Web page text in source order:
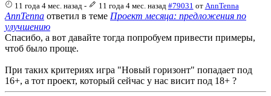
11 года 4 мес. назад - 11 года 4 мес. назад #79031 от AnnTenna
AnnTenna ответил в теме Проект месяца: предложения по
улучшению
Спасибо, а вот давайте тогда попробуем привести примеры,
чтоб было проще.
При таких критериях игра "Новый горизонт" попадает под
16+, а тот проект, который сейчас у нас висит под 18+ ?